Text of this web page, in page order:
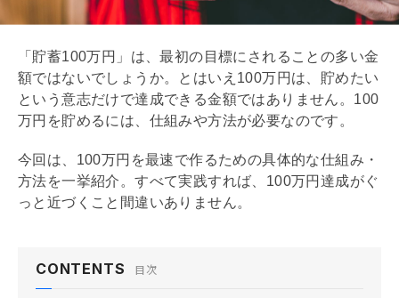
「貯蓄100万円」は、最初の目標にされることの多い金
額ではないでしょうか。とはいえ100万円は、貯めたい
という意志だけで達成できる金額ではありません。100
万円を貯めるには、仕組みや方法が必要なのです。
今回は、100万円を最速で作るための具体的な仕組み・
方法を一挙紹介。すべて実践すれば、100万円達成がぐ
っと近づくこと間違いありません。
CONTENTS 目次